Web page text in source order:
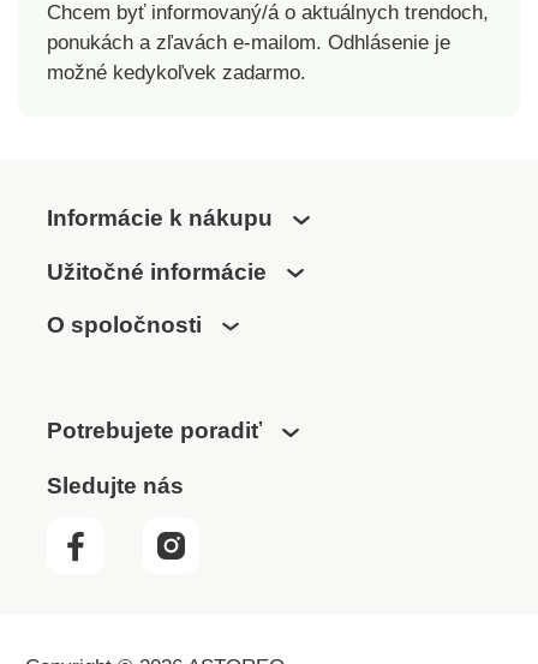
Chcem byť informovaný/á o aktuálnych trendoch,
ponukách a zľavách e-mailom. Odhlásenie je
možné kedykoľvek zadarmo.
Informácie k nákupu
Užitočné informácie
O spoločnosti
Potrebujete poradiť
Sledujte nás